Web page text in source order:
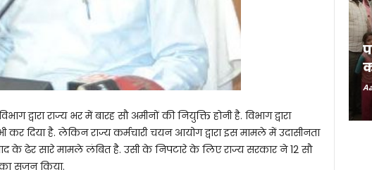
द्वारा राज्य भर में बारह सौ अमीनों की नियुक्ति होनी है. विभाग द्वारा
दिया है. लेकिन राज्य कर्मचारी चयन आयोग द्वारा इस मामले में उदासीनता
के ढेर सारे मामले लंबित है. उसी के निपटारे के लिए राज्य सरकार ने 12 सौ
सृजन किया.